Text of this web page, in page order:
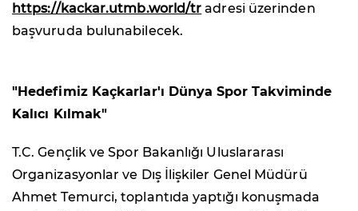
https://kackar.utmb.world/tr adresi üzerinden
başvuruda bulunabilecek.
"Hedefimiz Kaçkarlar'ı Dünya Spor Takviminde
Kalıcı Kılmak"
T.C. Gençlik ve Spor Bakanlığı Uluslararası
Organizasyonlar ve Dış İlişkiler Genel Müdürü
Ahmet Temurci, toplantıda yaptığı konuşmada